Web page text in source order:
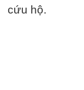
cứu hộ.